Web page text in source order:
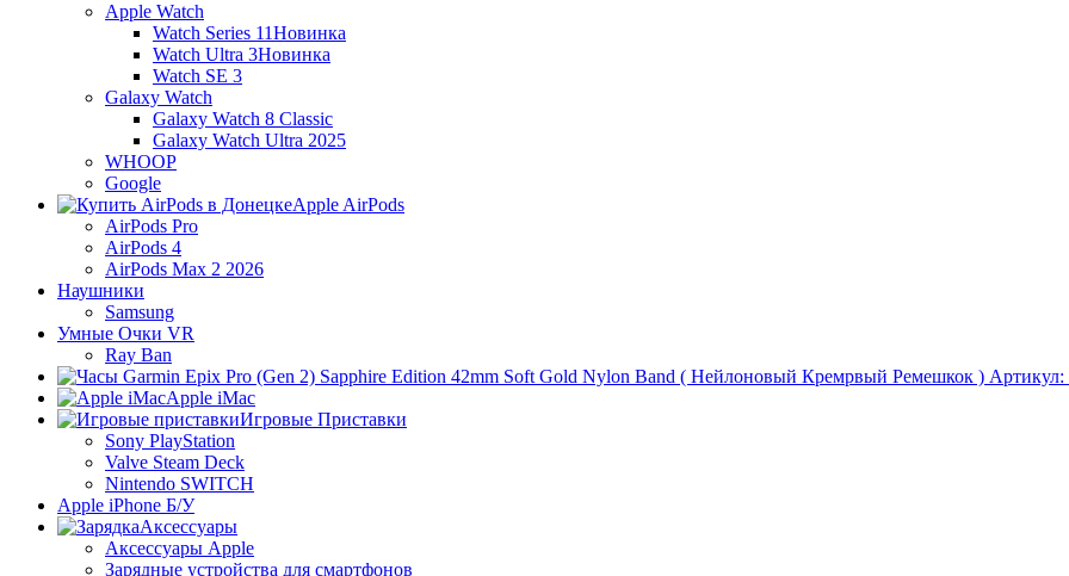
Apple Watch
Watch Series 11Новинка
Watch Ultra 3Новинка
Watch SE 3
Galaxy Watch
Galaxy Watch 8 Classic
Galaxy Watch Ultra 2025
WHOOP
Google
Apple AirPods
AirPods Pro
AirPods 4
AirPods Max 2 2026
Наушники
Samsung
Умные Очки VR
Ray Ban
Apple iMac
Игровые Приставки
Sony PlayStation
Valve Steam Deck
Nintendo SWITCH
Apple iPhone Б/У
Аксессуары
Аксессуары Apple
Зарядные устройства для смартфонов